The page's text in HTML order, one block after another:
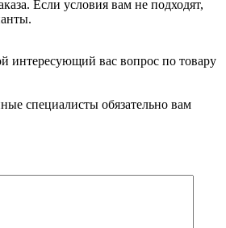
Если условия вам не подходят,
интересующий вас вопрос по товару
специалисты обязательно вам